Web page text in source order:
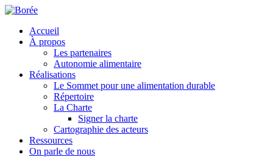
Accueil
À propos
Les partenaires
Autonomie alimentaire
Réalisations
Le Sommet pour une alimentation durable
Répertoire
La Charte
Signer la charte
Cartographie des acteurs
Ressources
On parle de nous